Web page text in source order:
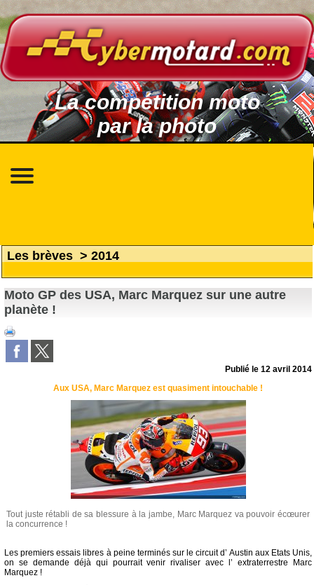
La compétition moto
par la photo
Les brèves > 2014
Moto GP des USA, Marc Marquez sur une autre
planète !
Publié le12 avril 2014
Aux USA, Marc Marquez est quasiment intouchable !
Tout juste rétabli de sa blessure à la jambe, Marc Marquez va pouvoir écœurer
la concurrence !
Les premiers essais libres à peine terminés sur le circuit d’ Austin aux Etats Unis,
on se demande déjà qui pourrait venir rivaliser avec l’ extraterrestre Marc
Marquez !